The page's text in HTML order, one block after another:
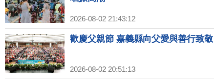
2026-08-02 21:43:12
歡慶父親節 嘉義縣向父愛與善行致敬
2026-08-02 20:51:13